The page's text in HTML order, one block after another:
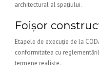
architectural al spațiului.
Foișor
Etapele de execuție de la
conformitatea cu
termene realiste.